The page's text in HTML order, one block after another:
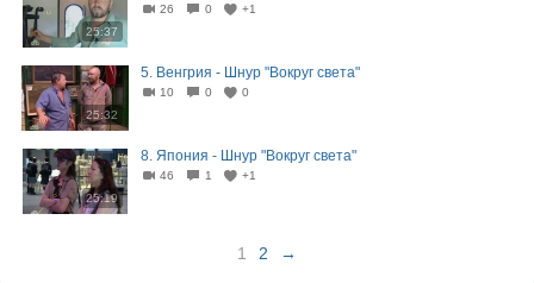
25:37
26 0 +1
25:32
5. Венгрия - Шнур "Вокруг света"
10 0 0
25:19
8. Япония - Шнур "Вокруг света"
46 1 +1
1 2 →